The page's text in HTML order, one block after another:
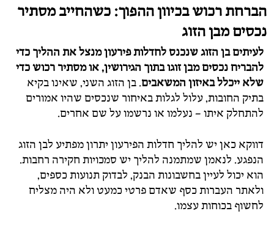
הברחת רכוש בכיוון ההפוך: כשהחייב מסתיר
נכסים מבן הזוג
לעיתים בן הזוג שנכנס לחדלות פירעון מנצל את ההליך כדי
להבריח נכסים מבן זוגו בתוך הגירושין, או מסתיר רכוש כדי
שלא ייכלל באיזון המשאבים. בן הזוג השני, שאינו בקיא
בתיק החובות, עלול לגלות באיחור שנכסים שהיו אמורים
להתחלק איתו – נעלמו או נרשמו על שם אחרים.
דווקא כאן יש להליך חדלות הפירעון יתרון מפתיע לבן הזוג
הנפגע. לנאמן שמתמנה להליך יש סמכויות חקירה רחבות.
הוא יכול לעיין בחשבונות הבנק, לבדוק תנועות כספים,
ולאתר העברות כסף שאדם פרטי כמעט ולא היה מצליח
לחשוף בכוחות עצמו.